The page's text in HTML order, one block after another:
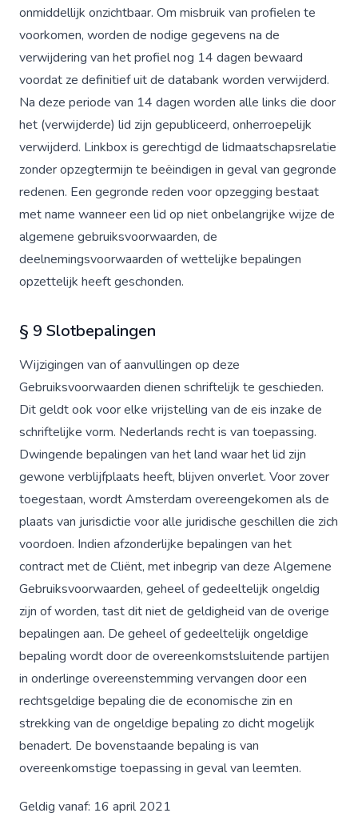
onmiddellijk onzichtbaar. Om misbruik van profielen te
voorkomen, worden de nodige gegevens na de
verwijdering van het profiel nog 14 dagen bewaard
voordat ze definitief uit de databank worden verwijderd.
Na deze periode van 14 dagen worden alle links die door
het (verwijderde) lid zijn gepubliceerd, onherroepelijk
verwijderd. Linkbox is gerechtigd de lidmaatschapsrelatie
zonder opzegtermijn te beëindigen in geval van gegronde
redenen. Een gegronde reden voor opzegging bestaat
met name wanneer een lid op niet onbelangrijke wijze de
algemene gebruiksvoorwaarden, de
deelnemingsvoorwaarden of wettelijke bepalingen
opzettelijk heeft geschonden.
§ 9 Slotbepalingen
Wijzigingen van of aanvullingen op deze
Gebruiksvoorwaarden dienen schriftelijk te geschieden.
Dit geldt ook voor elke vrijstelling van de eis inzake de
schriftelijke vorm. Nederlands recht is van toepassing.
Dwingende bepalingen van het land waar het lid zijn
gewone verblijfplaats heeft, blijven onverlet. Voor zover
toegestaan, wordt Amsterdam overeengekomen als de
plaats van jurisdictie voor alle juridische geschillen die zich
voordoen. Indien afzonderlijke bepalingen van het
contract met de Cliënt, met inbegrip van deze Algemene
Gebruiksvoorwaarden, geheel of gedeeltelijk ongeldig
zijn of worden, tast dit niet de geldigheid van de overige
bepalingen aan. De geheel of gedeeltelijk ongeldige
bepaling wordt door de overeenkomstsluitende partijen
in onderlinge overeenstemming vervangen door een
rechtsgeldige bepaling die de economische zin en
strekking van de ongeldige bepaling zo dicht mogelijk
benadert. De bovenstaande bepaling is van
overeenkomstige toepassing in geval van leemten.
Geldig vanaf: 16 april 2021